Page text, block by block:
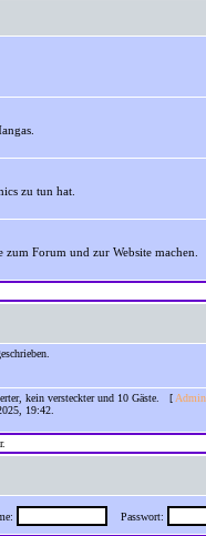
zu tun hat.
Forum und zur Website machen.
kein versteckter und 10 Gäste. [
19:42.
Passwort: